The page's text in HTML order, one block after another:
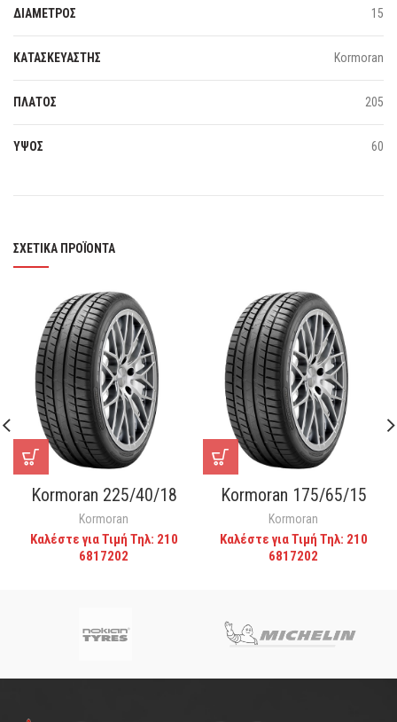
ΔΙΑΜΕΤΡΟΣ 15
ΚΑΤΑΣΚΕΥΑΣΤΗΣ Kormoran
ΠΛΑΤΟΣ 205
ΥΨΟΣ 60
ΣΧΕΤΙΚΆ ΠΡΟΪΌΝΤΑ
Kormoran 225/40/18
Kormoran
Καλέστε για Τιμή Τηλ: 210
6817202
Kormoran 175/65/15
Kormoran
Καλέστε για Τιμή Τηλ: 210
6817202